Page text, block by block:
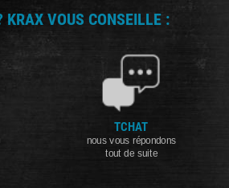
KRAX VOUS CONSEILLE :
TCHAT
nous vous répondons
tout de suite